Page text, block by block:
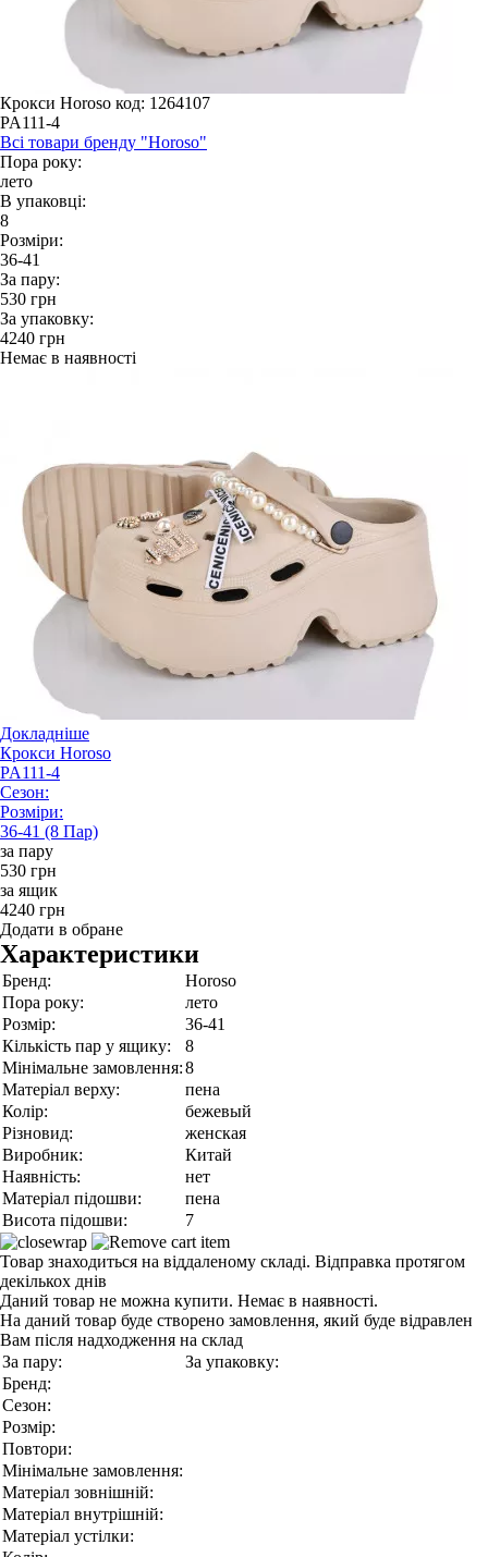
Крокси Horoso код: 1264107
PA111-4
Всі товари бренду "Horoso"
Пора року:
лето
В упаковці:
8
Розміри:
36-41
За пару:
530 грн
За упаковку:
4240 грн
Немає в наявності
Докладніше
Крокси Horoso
PA111-4
Сезон:
Розміри:
36-41 (8 Пар)
за пару
530 грн
за ящик
4240 грн
Додати в обране
Характеристики
Бренд:
Horoso
Пора року:
лето
Розмір:
36-41
Кількість пар у ящику:
8
Мінімальне замовлення:8
Матеріал верху:
пена
Колір:
бежевый
Різновид:
женская
Виробник:
Китай
Наявність:
нет
Матеріал підошви:
пена
Висота підошви:
7
Товар знаходиться на віддаленому складі. Відправка протягом
декількох днів
Даний товар не можна купити. Немає в наявності.
На даний товар буде створено замовлення, який буде відравлен
Вам після надходження на склад
За пару:
За упаковку:
Бренд:
Сезон:
Розмір:
Повтори:
Мінімальне замовлення:
Матеріал зовнішній:
Матеріал внутрішній:
Матеріал устілки: